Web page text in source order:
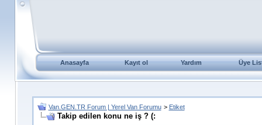
Anasayfa Kayıt ol Yardım Üye
Van.GEN.TR Forum | Yerel Van Forumu > Etiket
Takip edilen konu ne iş ? (: